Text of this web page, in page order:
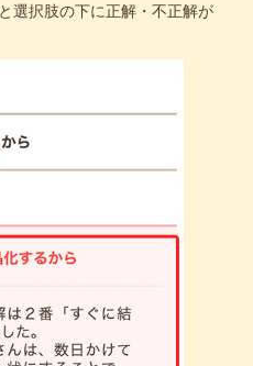
選択肢の下に正解・不正解が